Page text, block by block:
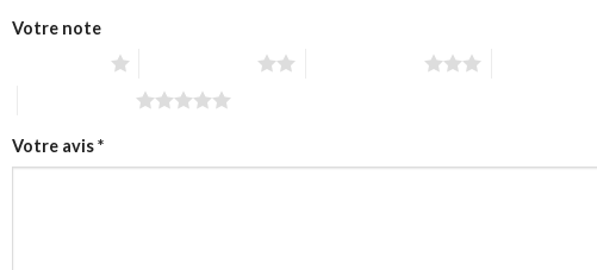
Votre note
Votre avis*